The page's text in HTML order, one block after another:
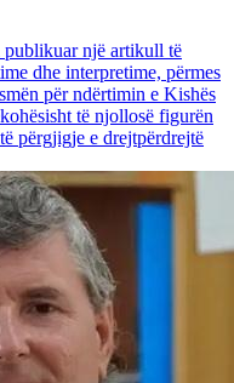
një artikull të
dhe interpretime, përmes
për ndërtimin e Kishës
të njollosë figurën
përgjigje e drejtpërdrejtë